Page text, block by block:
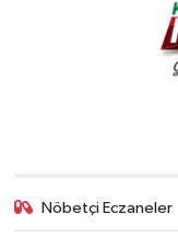
Nöbetçi Eczaneler